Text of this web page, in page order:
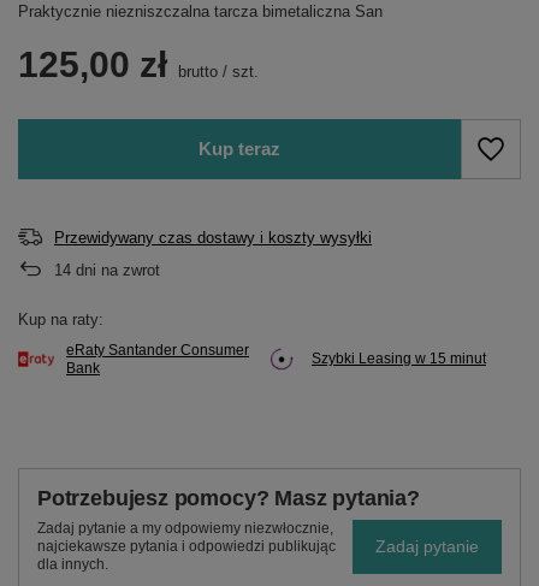
Praktycznie niezniszczalna tarcza bimetaliczna San
125,00 zł brutto / szt.
Kup teraz
Przewidywany czas dostawy i koszty wysyłki
14 dni na zwrot
Kup na raty:
eRaty Santander Consumer
Bank
Szybki Leasing w 15 minut
Potrzebujesz pomocy? Masz pytania?
Zadaj pytanie a my odpowiemy niezwłocznie,
najciekawsze pytania i odpowiedzi publikując
dla innych.
Zadaj pytanie